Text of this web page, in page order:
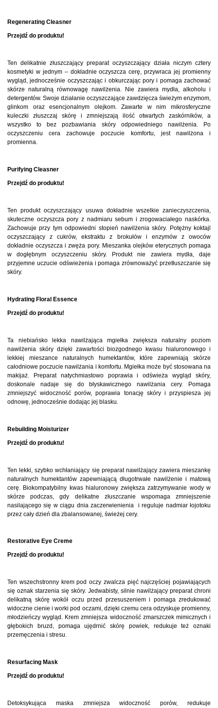
Regenerating Cleasner
Przejdź do produktu!
Ten delikatnie złuszczający preparat oczyszczający działa niczym cztery
kosmetyki w jednym – dokładnie oczyszcza cerę, przywraca jej promienny
wygląd, jednocześnie oczyszczając i obkurczając pory i pomaga zachować
skórze naturalną równowagę nawilżenia. Nie zawiera mydła, alkoholu i
detergentów. Swoje działanie oczyszczające zawdzięcza świeżym enzymom,
glinkom oraz esencjonalnym olejkom. Zawarte w nim mikrosferyczne
kuleczki złuszczaj skórę i zmniejszają ilość otwartych zaskórników, a
wszystko to bez pozbawiania skóry odpowiedniego nawilżenia. Po
oczyszczeniu cera zachowuje poczucie komfortu, jest nawilżona i
promienna.
Purifying Cleasner
Przejdź do produktu!
Ten produkt oczyszczający usuwa dokładnie wszelkie zanieczyszczenia,
skuteczne oczyszcza pory z nadmiaru sebum i zrogowaciałego naskórka.
Zachowuje przy tym odpowiedni stopień nawilżenia skóry. Potężny koktajl
oczyszczający z cukrów, ekstraktu z brokułów i enzymów z owoców
dokładnie oczyszcza i zwęża pory. Mieszanka olejków eterycznych pomaga
w dogłębnym oczyszczeniu skóry. Produkt nie zawiera mydła, daje
przyjemne uczucie odświeżenia i pomaga zrównoważyć przetłuszczanie się
skóry.
Hydrating Floral Essence
Przejdź do produktu!
Ta niebiańsko lekka nawilżająca mgiełka zwiększa naturalny poziom
nawilżenia skóry dzięki zawartości biozgodnego kwasu hialuronowego i
lekkiej mieszance naturalnych humektantów, które zapewniają skórze
całodniowe poczucie nawilżania i komfortu. Mgiełka może być stosowana na
makijaż. Preparat natychmiastowo poprawia i odświeża wygląd skóry,
doskonale nadaje się do błyskawicznego nawilżania cery. Pomaga
zmniejszyć widoczność porów, poprawia tonację skóry i przyspiesza jej
odnowę, jednocześnie dodając jej blasku.
Rebuilding Moisturizer
Przejdź do produktu!
Ten lekki, szybko wchłaniający się preparat nawilżający zawiera mieszankę
naturalnych humektantów zapewniającą długotrwałe nawilżenie i matową
cerę. Biokompatybilny kwas hialuronowy zwiększa zatrzymywanie wody w
skórze podczas, gdy delikatne złuszczanie wspomaga zmniejszenie
nasilającego się w ciągu dnia zaczerwienienia i reguluje nadmiar łojotoku
przez cały dzień dla zbalansowanej, świeżej cery.
Restorative Eye Creme
Przejdź do produktu!
Ten wszechstronny krem pod oczy zwalcza pięć najczęściej pojawiających
się oznak starzenia się skóry. Jedwabisty, silnie nawilżający preparat chroni
delikatną skórę wokół oczu przed przesuszeniem i pomaga zredukować
widoczne cienie i worki pod oczami, dzięki czemu cera odzyskuje promienny,
młodzieńczy wygląd. Krem zmniejsza widoczność zmarszczek mimicznych i
głębokich bruzd, pomaga ujędrnić skórę powiek, redukuje też oznaki
przemęczenia i stresu.
Resurfacing Mask
Przejdź do produktu!
Detoksykująca maska zmniejsza widoczność porów, redukuje